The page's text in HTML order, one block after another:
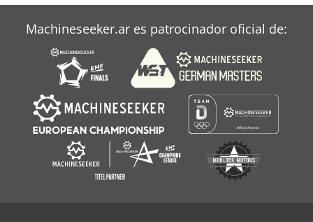
Machineseeker.ar es patrocinador oficial de: